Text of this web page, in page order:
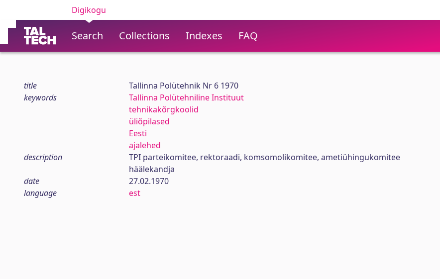
Digikogu
Search Collections Indexes FAQ
title
Tallinna Polütehnik Nr 6 1970
keywords
Tallinna Polütehniline Instituut
tehnikakõrgkoolid
üliõpilased
Eesti
ajalehed
description
TPI parteikomitee, rektoraadi, komsomolikomitee, ametiühingukomitee
häälekandja
date
27.02.1970
language
est